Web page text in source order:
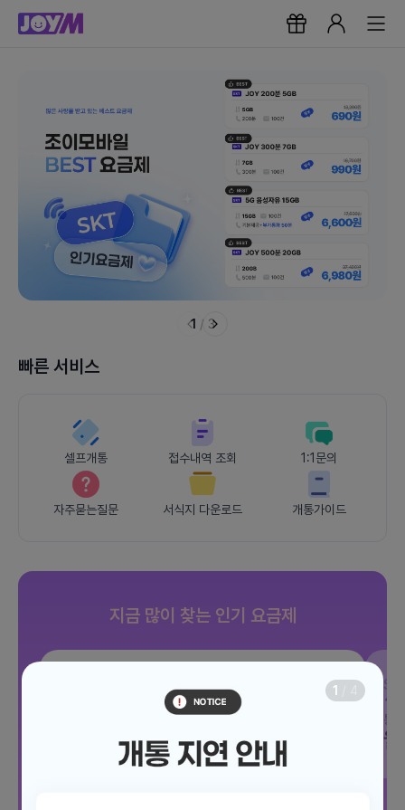
1 / 3
빠른 서비스
셀프개통 접수내역 조회 1:1문의
자주묻는질문 서식지 다운로드 개통가이드
지금 많이 찾는 인기 요금제
조이 음성자유 7GB
문자 100건
월 3,300원/ 평생할인
통
1